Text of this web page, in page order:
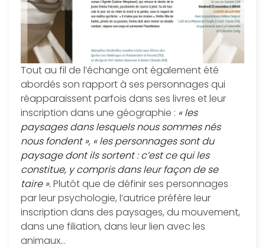
Tout au fil de l’échange ont également été
abordés son rapport à ses personnages qui
réapparaissent parfois dans ses livres et leur
inscription dans une géographie : « les
paysages dans lesquels nous sommes nés
nous fondent », « les personnages sont du
paysage dont ils sortent : c’est ce qui les
constitue, y compris dans leur façon de se
taire ».Plutôt que de définir ses personnages
par leur psychologie, l’autrice préfère leur
inscription dans des paysages, du mouvement,
dans une filiation, dans leur lien avec les
animaux…